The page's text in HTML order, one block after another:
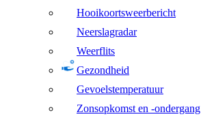
Hooikoortsweerbericht
Neerslagradar
Weerflits
Gezondheid
Gevoelstemperatuur
Zonsopkomst en -ondergang